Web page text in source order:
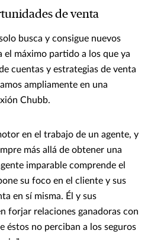
de venta
busca y consigue nuevos
el máximo partido a los que ya
cuentas y estrategias de venta
ampliamente en una
Chubb.
en el trabajo de un agente, y
más allá de obtener una
imparable comprende el
su foco en el cliente y sus
en sí misma. Él y sus
forjar relaciones ganadoras con
éstos no perciban a los seguros